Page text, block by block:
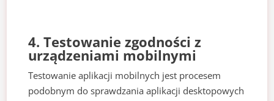
4. Testowanie zgodności z
urządzeniami mobilnymi
Testowanie aplikacji mobilnych jest procesem
podobnym do sprawdzania aplikacji desktopowych